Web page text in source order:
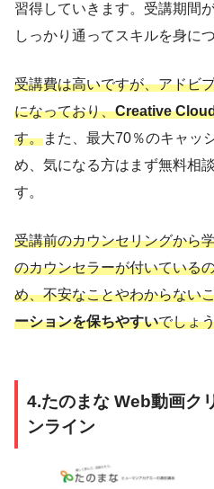
習得していきます。受講期間
しっかり通ってスキルを身に
受講費は高いですが、アドビ
になっており、Creative
す。また、最大70％のキャッ
め、気になる方はまず無料相
す。
受講前のカウンセリングから
のカウンセラーが付いている
め、不安なことやわからない
ーションを保ちやすいでしょ
4.たのまな Web動画ク
ンライン